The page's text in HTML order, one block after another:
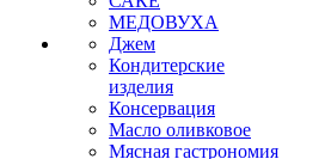
МЕДОВУХА
Джем
Кондитерские
изделия
Консервация
Масло оливковое
Мясная гастрономия